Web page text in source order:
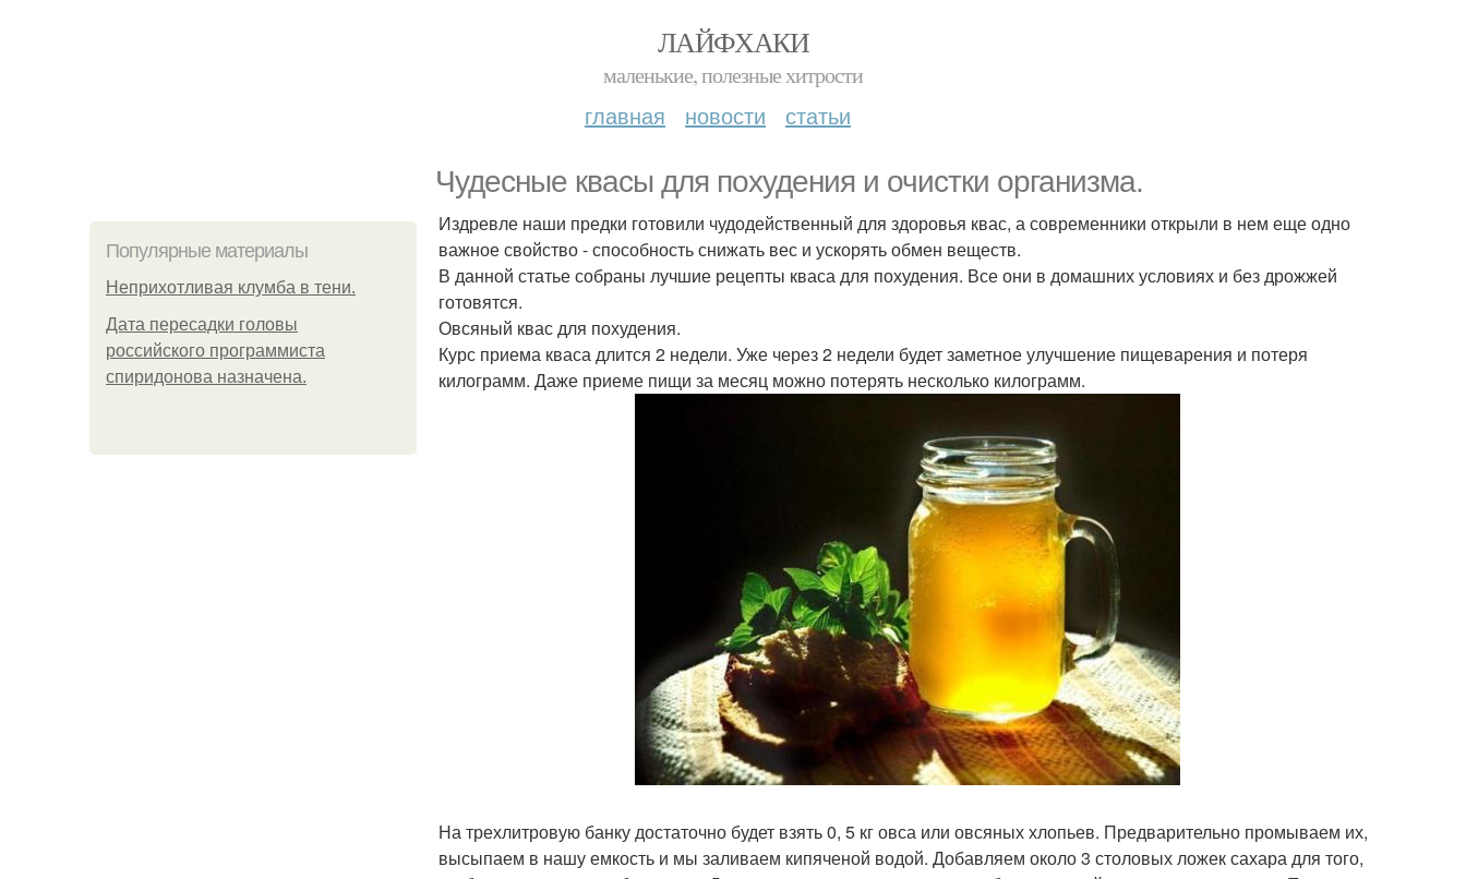
ЛАЙФХАКИ
маленькие, полезные хитрости
главная новости статьи
Чудесные квасы для похудения и очистки организма.
Популярные материалы
Неприхотливая клумба в тени.
Дата пересадки головы
российского программиста
спиридонова назначена.
Издревле наши предки готовили чудодейственный для здоровья квас, а современники открыли в нем еще одно
важное свойство - способность снижать вес и ускорять обмен веществ.
В данной статье собраны лучшие рецепты кваса для похудения. Все они в домашних условиях и без дрожжей
готовятся.
Овсяный квас для похудения.
Курс приема кваса длится 2 недели. Уже через 2 недели будет заметное улучшение пищеварения и потеря
килограмм. Даже приеме пищи за месяц можно потерять несколько килограмм.
На трехлитровую банку достаточно будет взять 0, 5 кг овса или овсяных хлопьев. Предварительно промываем их,
высыпаем в нашу емкость и мы заливаем кипяченой водой. Добавляем около 3 столовых ложек сахара для того,